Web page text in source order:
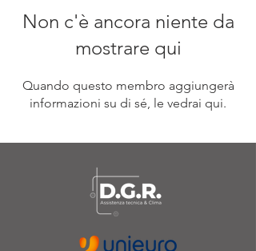
Non c'è ancora niente da
mostrare qui
Quando questo membro aggiungerà
informazioni su di sé, le vedrai qui.